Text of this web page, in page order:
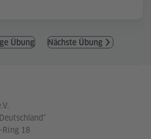
Übung Nächste Übung
18